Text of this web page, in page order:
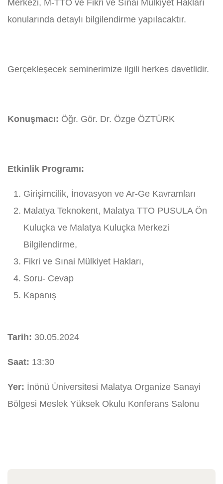
Merkezi, M-TTO ve Fikri ve Sınai Mülkiyet Hakları
konularında detaylı bilgilendirme yapılacaktır.
Gerçekleşecek seminerimize ilgili herkes davetlidir.
Konuşmacı: Öğr. Gör. Dr. Özge ÖZTÜRK
Etkinlik Programı:
Girişimcilik, İnovasyon ve Ar-Ge Kavramları
Malatya Teknokent, Malatya TTO PUSULA Ön
Kuluçka ve Malatya Kuluçka Merkezi
Bilgilendirme,
Fikri ve Sınai Mülkiyet Hakları,
Soru- Cevap
Kapanış
Tarih: 30.05.2024
Saat: 13:30
Yer: İnönü Üniversitesi Malatya Organize Sanayi
Bölgesi Meslek Yüksek Okulu Konferans Salonu